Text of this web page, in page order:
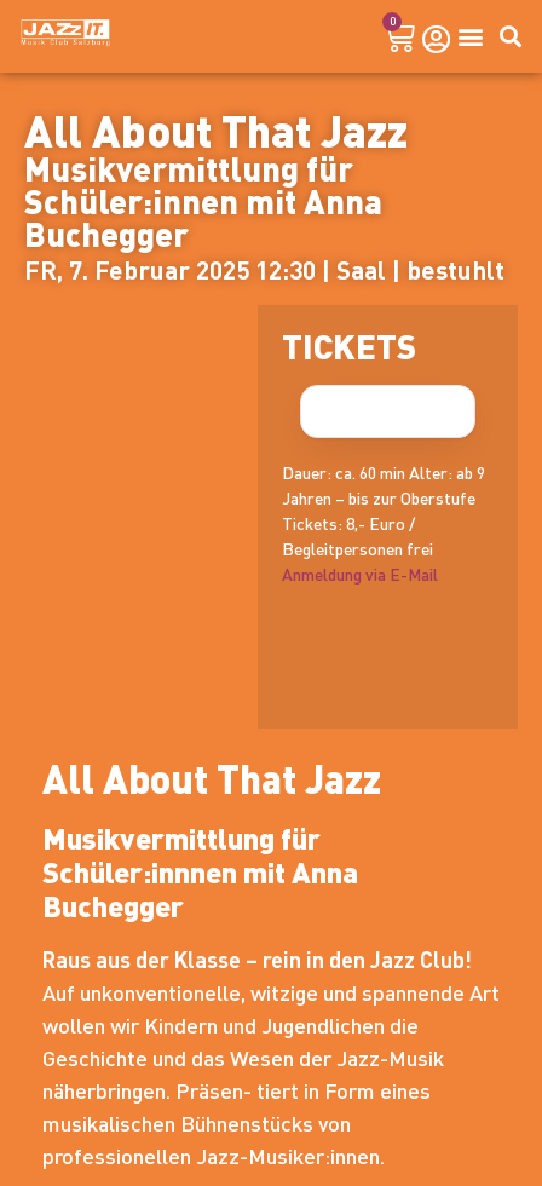
0
All About That Jazz
Musikvermittlung für
Schüler:innen mit Anna
Buchegger
FR, 7. Februar 2025 12:30 | Saal | bestuhlt
TICKETS
Dauer: ca. 60 min Alter: ab 9
Jahren – bis zur Oberstufe
Tickets: 8,- Euro /
Begleitpersonen frei
Anmeldung via E-Mail
All About That Jazz
Musikvermittlung für
Schüler:innnen mit Anna
Buchegger
Raus aus der Klasse – rein in den Jazz Club!
Auf unkonventionelle, witzige und spannende Art
wollen wir Kindern und Jugendlichen die
Geschichte und das Wesen der Jazz-Musik
näherbringen. Präsen- tiert in Form eines
musikalischen Bühnenstücks von
professionellen Jazz-Musiker:innen.